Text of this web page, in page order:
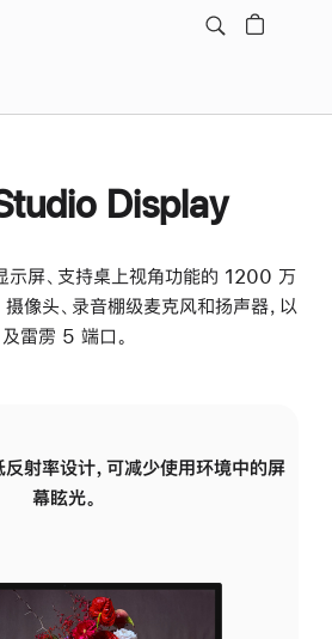
Display
屏、支持桌上视角功能的 1200 万
头、录音棚级麦克风和扬声器，以
及雷雳 5 端口。
射率设计，可减少使用环境中的屏
幕眩光。